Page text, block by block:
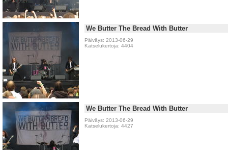
We Butter The Bread With Butter
Päiväys: 2013-06-29
Katselukertoja: 4404
We Butter The Bread With Butter
Päiväys: 2013-06-29
Katselukertoja: 4427